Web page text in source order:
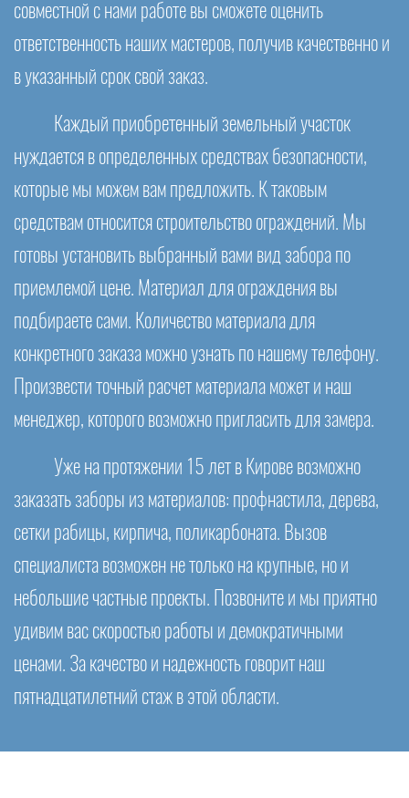
совместной с нами работе вы сможете оценить
ответственность наших мастеров, получив качественно и
в указанный срок свой заказ.
Каждый приобретенный земельный участок
нуждается в определенных средствах безопасности,
которые мы можем вам предложить. К таковым
средствам относится строительство ограждений. Мы
готовы установить выбранный вами вид забора по
приемлемой цене. Материал для ограждения вы
подбираете сами. Количество материала для
конкретного заказа можно узнать по нашему телефону.
Произвести точный расчет материала может и наш
менеджер, которого возможно пригласить для замера.
Уже на протяжении 15 лет в Кирове возможно
заказать заборы из материалов: профнастила, дерева,
сетки рабицы, кирпича, поликарбоната. Вызов
специалиста возможен не только на крупные, но и
небольшие частные проекты. Позвоните и мы приятно
удивим вас скоростью работы и демократичными
ценами. За качество и надежность говорит наш
пятнадцатилетний стаж в этой области.